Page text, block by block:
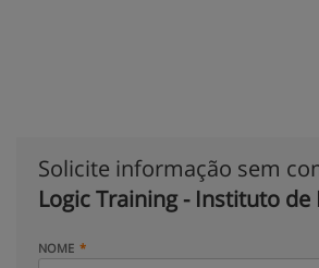
Solicite informação sem
Logic Training - Instituto de
NOME